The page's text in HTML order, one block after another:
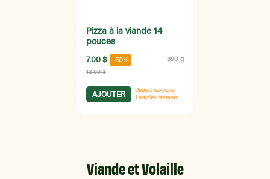
Pizza à la viande 14
pouces
7.00 $ -50% 890 g
13.99 $
AJOUTER
Dépêchez-vous!
1 articles restants
Viande et Volaille